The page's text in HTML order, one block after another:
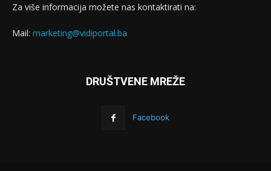
Za više informacija možete nas kontaktirati na:
Mail: marketing@vidiportal.ba
DRUŠTVENE MREŽE
Facebook